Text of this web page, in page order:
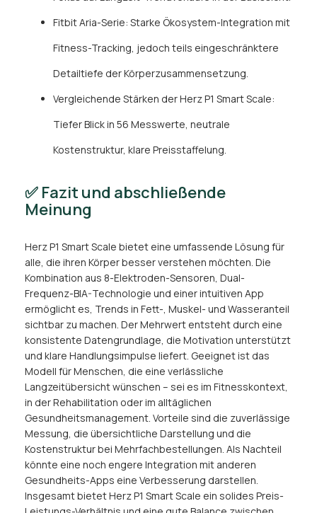
Fitbit Aria-Serie: Starke Ökosystem-Integration mit
Fitness-Tracking, jedoch teils eingeschränktere
Detailtiefe der Körperzusammensetzung.
Vergleichende Stärken der Herz P1 Smart Scale:
Tiefer Blick in 56 Messwerte, neutrale
Kostenstruktur, klare Preisstaffelung.
✅ Fazit und abschließende
Meinung
Herz P1 Smart Scale bietet eine umfassende Lösung für
alle, die ihren Körper besser verstehen möchten. Die
Kombination aus 8-Elektroden-Sensoren, Dual-
Frequenz-BIA-Technologie und einer intuitiven App
ermöglicht es, Trends in Fett-, Muskel- und Wasseranteil
sichtbar zu machen. Der Mehrwert entsteht durch eine
konsistente Datengrundlage, die Motivation unterstützt
und klare Handlungsimpulse liefert. Geeignet ist das
Modell für Menschen, die eine verlässliche
Langzeitübersicht wünschen – sei es im Fitnesskontext,
in der Rehabilitation oder im alltäglichen
Gesundheitsmanagement. Vorteile sind die zuverlässige
Messung, die übersichtliche Darstellung und die
Kostenstruktur bei Mehrfachbestellungen. Als Nachteil
könnte eine noch engere Integration mit anderen
Gesundheits-Apps eine Verbesserung darstellen.
Insgesamt bietet Herz P1 Smart Scale ein solides Preis-